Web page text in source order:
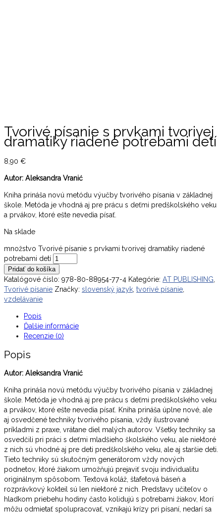
Tvorivé písanie s prvkami tvorivej
dramatiky riadené potrebami detí
8,90 €
Autor: Aleksandra Vranić
Kniha prináša novú metódu výučby tvorivého písania v základnej
škole. Metóda je vhodná aj pre prácu s deťmi predškolského veku
a prvákov, ktoré ešte nevedia písať.
Na sklade
množstvo Tvorivé písanie s prvkami tvorivej dramatiky riadené
potrebami detí
Pridať do košíka
Katalógové číslo: 978-80-88954-77-4 Kategórie: AT PUBLISHING
Tvorivé písanie Značky: slovenský jazyk tvorivé písanie
vzdelávanie
Popis
Ďalšie informácie
Recenzie (0)
Popis
Autor: Aleksandra Vranić
Kniha prináša novú metódu výučby tvorivého písania v základnej
škole. Metóda je vhodná aj pre prácu s deťmi predškolského veku
a prvákov, ktoré ešte nevedia písať. Kniha prináša úplne nové, ale
aj osvedčené techniky tvorivého písania, vždy ilustrované
príkladmi z praxe, vrátane diel malých autorov. Všetky techniky sa
osvedčili pri práci s deťmi mladšieho školského veku, ale niektoré
z nich sú vhodné aj pre deti predškolského veku, ale aj staršie deti.
Tieto techniky sú skutočným generátorom vždy nových
podnetov, ktoré žiakom umožňujú prejaviť svoju individualitu
originálnym spôsobom. Textová koláž, štafetová báseň a
rozprávkový kokteil sú len niektoré z nich. Predstavy učiteľov o
hladkom priebehu hodiny často kolidujú s potrebami žiakov, ktorí
môžu odmietať spolupracovať, vznikajú krízy pri písaní, nedarí sa